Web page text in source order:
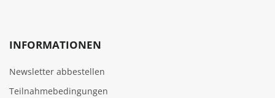
INFORMATIONEN
Newsletter abbestellen
Teilnahmebedingungen